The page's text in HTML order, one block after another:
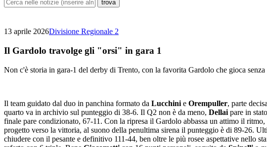
13 aprile 2026Divisione Regionale 2
Il Gardolo travolge gli "orsi" in gara 1
Non c'è storia in gara-1 del derby di Trento, con la favorita Gardolo che gioca
Il team guidato dal duo in panchina formato da Lucchini e Orempuller, parte
quarto va in archivio sul punteggio di 38-6. Il Q2 non è da meno, Dellai pare in
finale pare condizionato, 67-11. Con la ripresa il Gardolo abbassa un attimo il
progetto verso la vittoria, al suono della penultima sirena il punteggio è di 89-26.
chiudere con il pesante e definitivo 111-44, ben oltre le più rosee aspettative nello